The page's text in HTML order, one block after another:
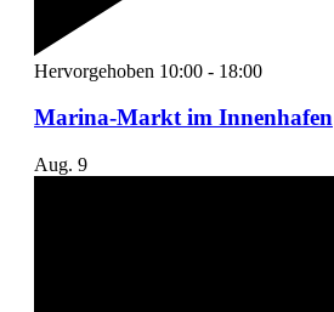
Hervorgehoben 10:00 - 18:00
Marina-Markt im Innenhafen
Aug. 9